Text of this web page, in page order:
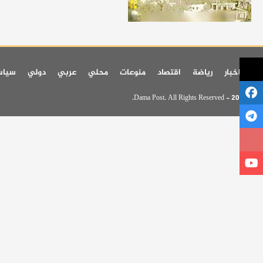
اخر اخبار رياضة اقتصاد منوعات محلي عربي دولي
© 2026 - Dama Post. All Rights Reserved.